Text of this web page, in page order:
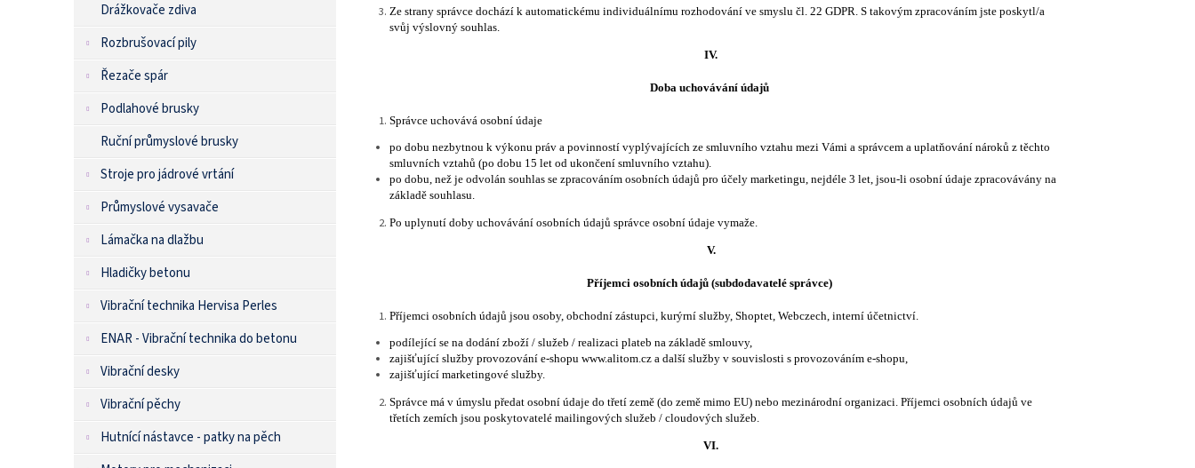
Drážkovače zdiva
Rozbrušovací pily
Řezače spár
Podlahové brusky
Ruční průmyslové brusky
Stroje pro jádrové vrtání
Průmyslové vysavače
Lámačka na dlažbu
Hladičky betonu
Vibrační technika Hervisa Perles
ENAR - Vibrační technika do betonu
Vibrační desky
Vibrační pěchy
Hutnící nástavce - patky na pěch
Ze strany správce dochází k automatickému individuálnímu rozhodování ve smyslu čl. 22 GDPR. S takovým zpracováním jste poskytl/a
svůj výslovný souhlas.
IV.
Doba uchovávání údajů
Správce uchovává osobní údaje
po dobu nezbytnou k výkonu práv a povinností vyplývajících ze smluvního vztahu mezi Vámi a správcem a uplatňování nároků z těchto
smluvních vztahů (po dobu 15 let od ukončení smluvního vztahu).
po dobu, než je odvolán souhlas se zpracováním osobních údajů pro účely marketingu, nejdéle 3 let, jsou-li osobní údaje zpracovávány na
základě souhlasu.
Po uplynutí doby uchovávání osobních údajů správce osobní údaje vymaže.
V.
Příjemci osobních údajů (subdodavatelé správce)
Příjemci osobních údajů jsou osoby, obchodní zástupci, kurýrní služby, Shoptet, Webczech, interní účetnictví.
podílející se na dodání zboží / služeb / realizaci plateb na základě smlouvy,
zajišťující služby provozování e-shopu www.alitom.cz a další služby v souvislosti s provozováním e-shopu,
zajišťující marketingové služby.
Správce má v úmyslu předat osobní údaje do třetí země (do země mimo EU) nebo mezinárodní organizaci. Příjemci osobních údajů ve
třetích zemích jsou poskytovatelé mailingových služeb / cloudových služeb.
VI.